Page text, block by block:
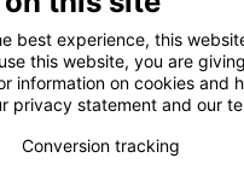
best experience, this
this website, you are
information on cookies and
privacy statement and our
Conversion tracking